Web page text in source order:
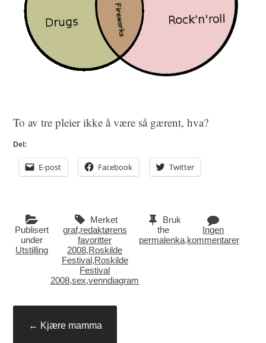
To av tre pleier ikke å være så gærent, hva?
Del:
E-post Facebook Twitter
Publisert
under
Utstilling
Merket
graf,redaktørens
favoritter
2008,Roskilde
Festival,Roskilde
Festival
2008,sex,venndiagram
Bruk
the
permalenka.
Ingen
kommentarer
Innleggsnavigasjon
← Kjære mamma